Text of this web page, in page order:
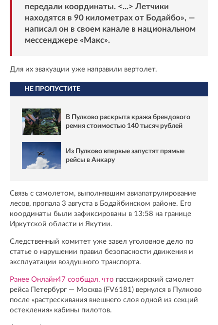
передали координаты. <...> Летчики
находятся в 90 километрах от Бодайбо», —
написал он в своем канале в национальном
мессенджере « Макс».
Для их эвакуации уже направили вертолет.
НЕ ПРОПУСТИТЕ
В Пулково раскрыта кража брендового
ремня стоимостью 140 тысяч рублей
Из Пулково впервые запустят прямые
рейсы в Анкару
Связь с самолетом, выполнявшим авиапатрулирование
лесов, пропала 3 августа в Бодайбинском районе. Его
координаты были зафиксированы в 13:58 на границе
Иркутской области и Якутии.
Следственный комитет уже завел уголовное дело по
статье о нарушении правил безопасности движения и
эксплуатации воздушного транспорта.
Ранее Онлайн47 сообщал, что пассажирский самолет
рейса Петербург — Москва (FV6181) вернулся в Пулково
после «растрескивания внешнего слоя одной из секций
остекления» кабины пилотов.